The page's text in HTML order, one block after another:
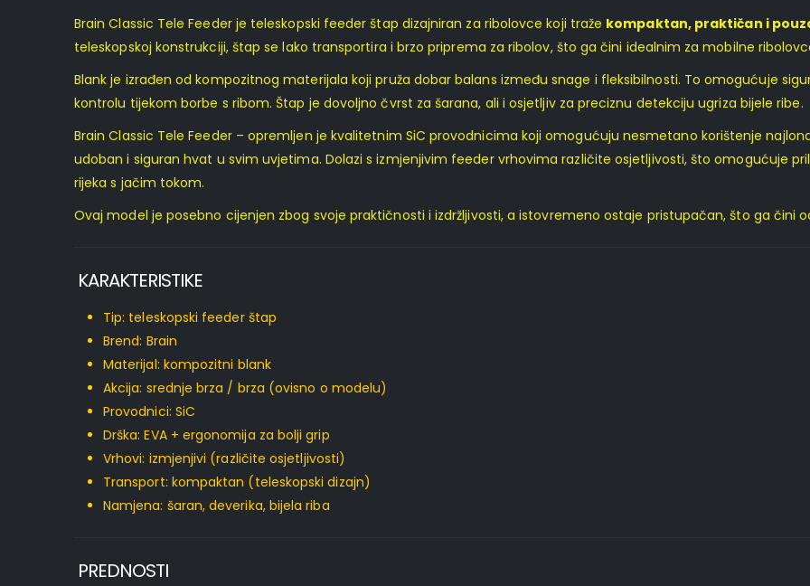
Brain Classic Tele Feeder je teleskopski feeder štap dizajniran za ribolovce koji traže kompaktan, praktičan i
teleskopskoj konstrukciji, štap se lako transportira i brzo priprema za ribolov, što ga čini idealnim za mobilne
Blank je izrađen od kompozitnog materijala koji pruža dobar balans između snage i fleksibilnosti. To omogućuje
kontrolu tijekom borbe s ribom. Štap je dovoljno čvrst za šarana, ali i osjetljiv za preciznu detekciju ugriza bijele ribe.
Brain Classic Tele Feeder – opremljen je kvalitetnim SiC provodnicima koji omogućuju nesmetano korištenje
udoban i siguran hvat u svim uvjetima. Dolazi s izmjenjivim feeder vrhovima različite osjetljivosti, što omogućuje
rijeka s jačim tokom.
Ovaj model je posebno cijenjen zbog svoje praktičnosti i izdržljivosti, a istovremeno ostaje pristupačan, što ga čini
KARAKTERISTIKE
Tip: teleskopski feeder štap
Brend: Brain
Materijal: kompozitni blank
Akcija: srednje brza / brza (ovisno o modelu)
Provodnici: SiC
Drška: EVA + ergonomija za bolji grip
Vrhovi: izmjenjivi (različite osjetljivosti)
Transport: kompaktan (teleskopski dizajn)
Namjena: šaran, deverika, bijela riba
PREDNOSTI